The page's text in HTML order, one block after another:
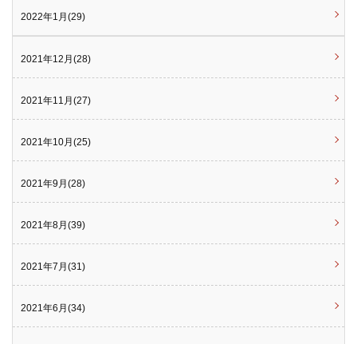
2022年1月(29)
2021年12月(28)
2021年11月(27)
2021年10月(25)
2021年9月(28)
2021年8月(39)
2021年7月(31)
2021年6月(34)